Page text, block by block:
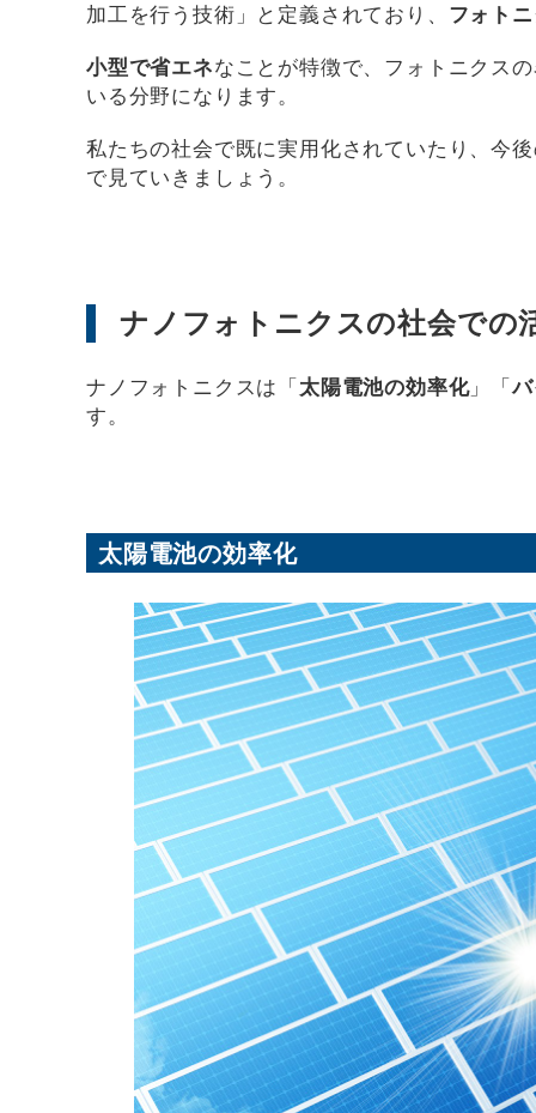
加工を行う技術」と定義されており、 フォト
小型で省エネなことが特徴で、フォトニクス
いる分野になります。
私たちの社会で既に実用化されていたり、今
で見ていきましょう。
ナノフォトニクスの社会での
ナノフォトニクスは「 太陽電池の効率化」「
す。
太陽電池の効率化